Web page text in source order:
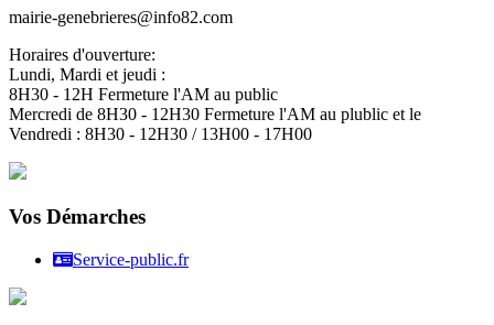
mairie-genebrieres@info82.com
Horaires d'ouverture:
Lundi, Mardi et jeudi :
8H30 - 12H Fermeture l'AM au public
Mercredi de 8H30 - 12H30 Fermeture l'AM au plublic et le
Vendredi : 8H30 - 12H30 / 13H00 - 17H00
Vos Démarches
Service-public.fr